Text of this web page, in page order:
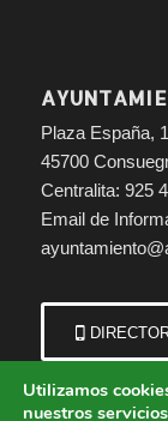
Plaza España, 1
45700
Centralita: 925
Email de
Utilizamos
nuestros